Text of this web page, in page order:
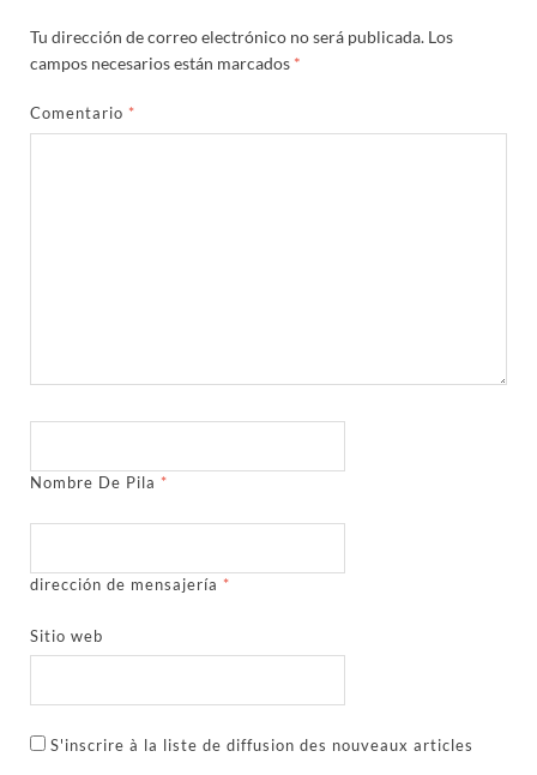
Tu dirección de correo electrónico no será publicada. Los
campos necesarios están marcados *
Comentario *
Nombre De Pila *
dirección de mensajería *
Sitio web
S'inscrire à la liste de diffusion des nouveaux articles